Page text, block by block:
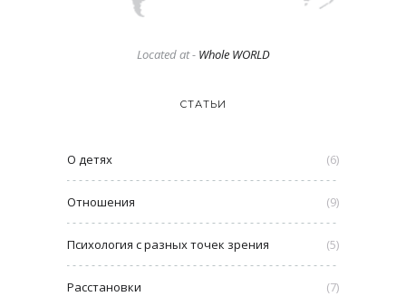
Located at - Whole WORLD
СТАТЬИ
О детях (6)
Отношения (9)
Психология с разных точек зрения (5)
Расстановки (7)